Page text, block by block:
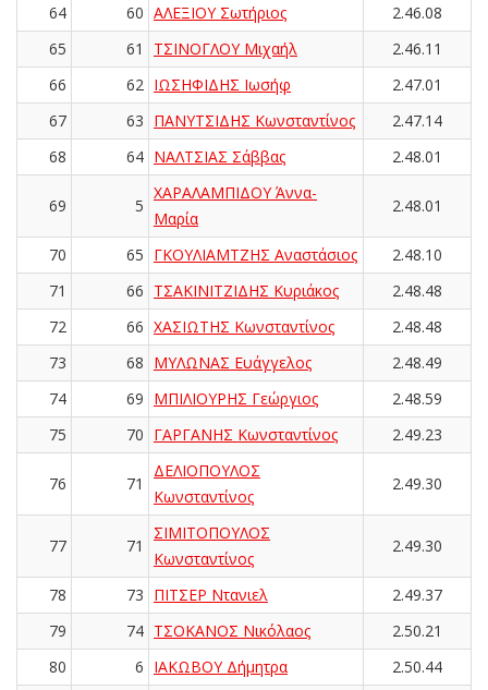
64
60 ΑΛΕΞΙΟΥ Σωτήριος
2.46.08
65
61 ΤΣΙΝΟΓΛΟΥ Μιχαήλ
2.46.11
66
62 ΙΩΣΗΦΙΔΗΣ Ιωσήφ
2.47.01
67
63 ΠΑΝΥΤΣΙΔΗΣ Κωνσταντίνος
2.47.14
68
64 ΝΑΛΤΣΙΑΣ Σάββας 2.48.01
69 5
ΧΑΡΑΛΑΜΠΙΔΟΥ Άννα-
Μαρία
2.48.01
70 65 ΓΚΟΥΛΙΑΜΤΖΗΣ Αναστάσιος
2.48.10
71
66 ΤΣΑΚΙΝΙΤΖΙΔΗΣ Κυριάκος
2.48.48
72
66 ΧΑΣΙΩΤΗΣ Κωνσταντίνος
2.48.48
73
68 ΜΥΛΩΝΑΣ Ευάγγελος
2.48.49
74
69 ΜΠΙΛΙΟΥΡΗΣ Γεώργιος
2.48.59
75
70 ΓΑΡΓΑΝΗΣ Κωνσταντίνος 2.49.23
76 71
ΔΕΛΙΟΠΟΥΛΟΣ
Κωνσταντίνος
2.49.30
77 71
ΣΙΜΙΤΟΠΟΥΛΟΣ
Κωνσταντίνος
2.49.30
78 73 ΠΙΤΣΕΡ Ντανιελ
2.49.37
79
74 ΤΣΟΚΑΝΟΣ Νικόλαος
2.50.21
80
6 ΙΑΚΩΒΟΥ Δήμητρα
2.50.44